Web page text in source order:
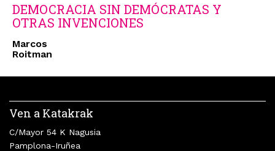
DEMOCRACIA SIN DEMÓCRATAS Y
OTRAS INVENCIONES
Marcos
Roitman
Ven a Katakrak
C/Mayor 54 K Nagusia
Pamplona-Iruñea